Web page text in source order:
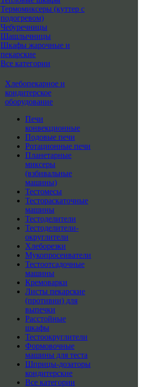
Термомиксеры (куттер с
подогревом)
Чебуречницы
Шашлычницы
Шкафы жарочные и
пекарские
Все категории
Хлебопекарное и
кондитерское
оборудование
Печи
конвекционные
Подовые печи
Ротационные печи
Планетарные
миксеры
(взбивальные
машины)
Тестомесы
Тестораскаточные
машины
Тестоделители
Тестоделители-
округлители
Хлеборезки
Мукопросеиватели
Тестоотсадочные
машины
Кремоварки
Листы пекарские
(противни) для
выпечки
Расстойные
шкафы
Тестоокруглители
Формовочные
машины для теста
Шприцы-дозаторы
кондитерские
Все категории